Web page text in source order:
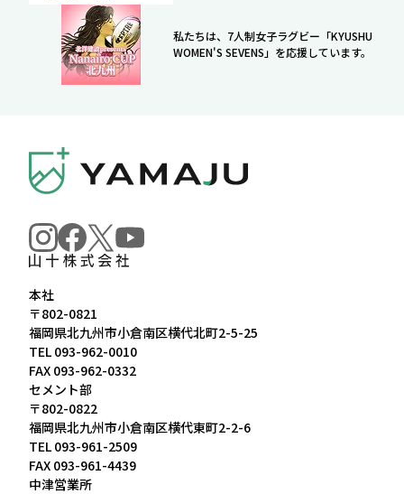
私たちは、7人制女子ラグビー「KYUSHU
WOMEN'S SEVENS」を応援しています。
本社
〒802-0821
福岡県北九州市小倉南区横代北町2-5-25
TEL 093-962-0010
FAX 093-962-0332
セメント部
〒802-0822
福岡県北九州市小倉南区横代東町2-2-6
TEL 093-961-2509
FAX 093-961-4439
中津営業所